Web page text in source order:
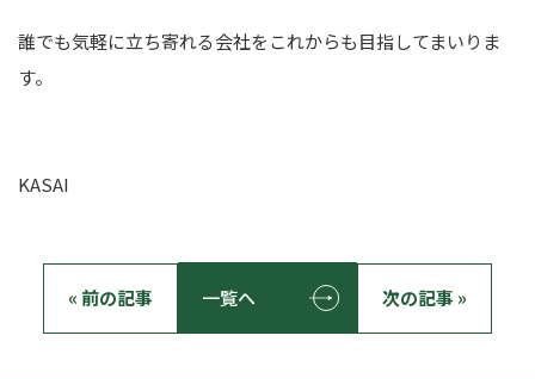
誰でも気軽に立ち寄れる会社をこれからも目指してまいりま
す。
KASAI
« 前の記事 一覧へ 次の記事 »